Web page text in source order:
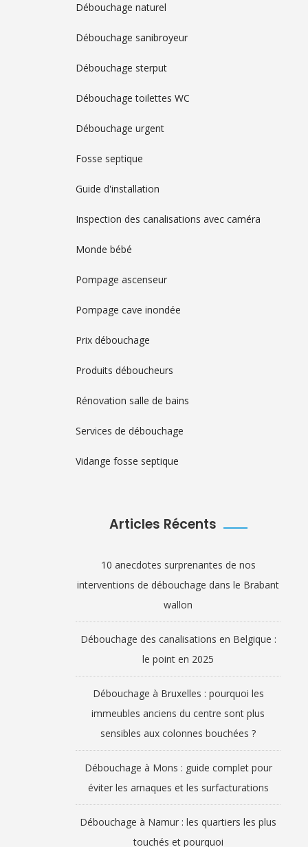
Débouchage naturel
Débouchage sanibroyeur
Débouchage sterput
Débouchage toilettes WC
Débouchage urgent
Fosse septique
Guide d'installation
Inspection des canalisations avec caméra
Monde bébé
Pompage ascenseur
Pompage cave inondée
Prix débouchage
Produits déboucheurs
Rénovation salle de bains
Services de débouchage
Vidange fosse septique
Articles Récents
10 anecdotes surprenantes de nos
interventions de débouchage dans le Brabant
wallon
Débouchage des canalisations en Belgique :
le point en 2025
Débouchage à Bruxelles : pourquoi les
immeubles anciens du centre sont plus
sensibles aux colonnes bouchées ?
Débouchage à Mons : guide complet pour
éviter les arnaques et les surfacturations
Débouchage à Namur : les quartiers les plus
touchés et pourquoi